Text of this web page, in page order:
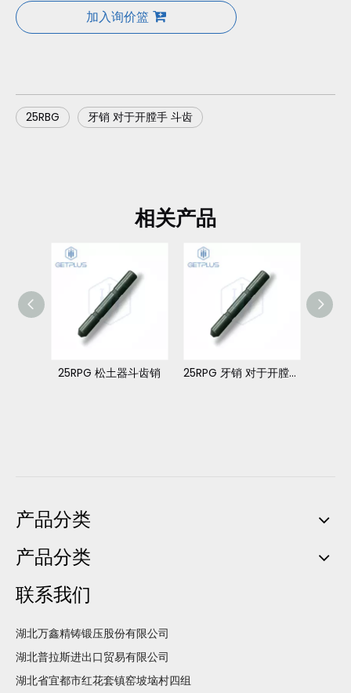
加入询价篮
25RBG 牙销 对于开膛手 斗齿
相关产品
25RPG 松土器斗齿销 25RPG 牙销 对于开膛手 斗齿
产品分类
产品分类
联系我们
湖北万鑫精铸锻压股份有限公司
湖北普拉斯进出口贸易有限公司
湖北省宜都市红花套镇窑坡垴村四组